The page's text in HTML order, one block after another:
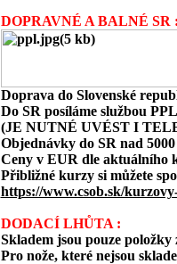
DOPRAVNÉ A BALNÉ SR :
Doprava do Slovenské
Do SR posíláme službou
(JE NUTNÉ UVÉST I
Objednávky do SR nad
Ceny v EUR dle aktuálního
Přibližné kurzy si můžete
https://www.csob.sk/
DODACÍ LHŮTA :
Skladem jsou pouze položky
Pro nože, které nejsou